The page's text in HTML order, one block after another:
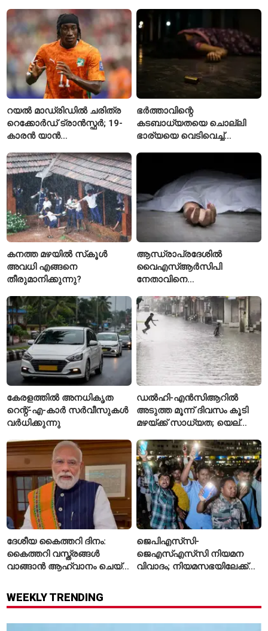
റയൽ മാഡ്രിഡിൽ ചരിത്ര
റെക്കോർഡ് ട്രാൻസ്ഫർ; 19-
കാരൻ യാൻ
സ്വന്തമാക്കി സ്പാനിഷ്
വമ്പന്മാർ
ഭർത്താവിന്റെ
കടബാധ്യതയെ ചൊല്ലി
ഭാര്യയെ വെടിവെച്ച്
കൊലപാതകം
കനത്ത മഴയിൽ സ്‌കൂൾ
അവധി എങ്ങനെ
തീരുമാനിക്കുന്നു?
ആന്ധ്രാപ്രദേശിൽ
വൈഎസ്ആർസിപി
നേതാവിനെ
അന്വേഷണം ആരംഭിച്ച്
പൊലീസ്
കേരളത്തിൽ അനധികൃത
റെന്റ്-എ-കാർ സർവീസുകൾ
വർധിക്കുന്നു
ഡൽഹി-എൻസിആറിൽ
അടുത്ത മൂന്ന് ദിവസം കൂടി
മഴയ്ക്ക് സാധ്യത; യെല്ലോ
ഐഎംഡി
ദേശീയ കൈത്തറി ദിനം:
കൈത്തറി വസ്ത്രങ്ങൾ
വാങ്ങാൻ ആഹ്വാനം ചെയ്ത്
ജെപിഎസ്‌സി-
ജെഎസ്എസ്‌സി നിയമന
വിവാദം; നിയമസഭയിലേക്ക്
WEEKLY TRENDING